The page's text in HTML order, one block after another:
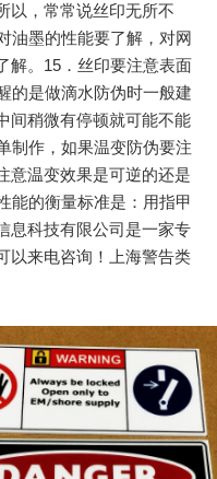
以，常常说丝印无所不
油墨的性能要了解，对网
解。15．丝印要注意表面
的是做滴水防伪时一般建
间稍微有停顿就可能不能
制作，如果温变防伪要注
意温变效果是可逆的还是
能的衡量标准是：用指甲
息科技有限公司是一家专
以来电咨询！上海警告类